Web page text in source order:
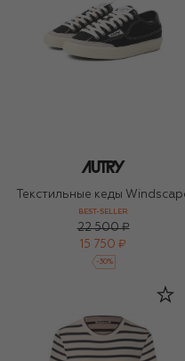
Текстильные кеды
BEST-SELLER
22 500 ₽
15 750 ₽
-30%